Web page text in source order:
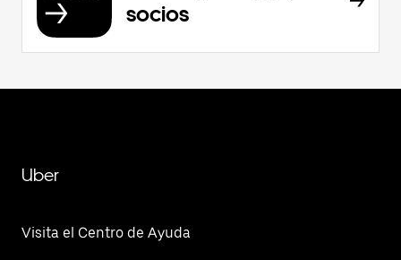
socios
Uber
Visita el Centro de Ayuda